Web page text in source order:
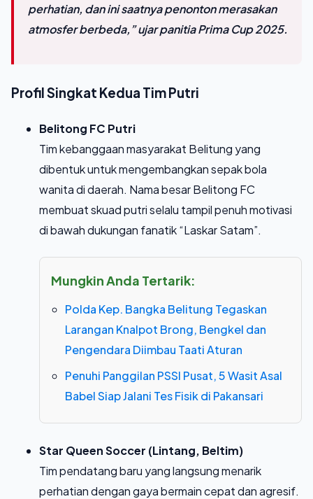
perhatian, dan ini saatnya penonton merasakan
atmosfer berbeda,” ujar panitia Prima Cup 2025.
Profil Singkat Kedua Tim Putri
Belitong FC Putri
Tim kebanggaan masyarakat Belitung yang
dibentuk untuk mengembangkan sepak bola
wanita di daerah. Nama besar Belitong FC
membuat skuad putri selalu tampil penuh motivasi
di bawah dukungan fanatik “Laskar Satam”.
Mungkin Anda Tertarik:
Polda Kep. Bangka Belitung Tegaskan
Larangan Knalpot Brong, Bengkel dan
Pengendara Diimbau Taati Aturan
Penuhi Panggilan PSSI Pusat, 5 Wasit Asal
Babel Siap Jalani Tes Fisik di Pakansari
Star Queen Soccer (Lintang, Beltim)
Tim pendatang baru yang langsung menarik
perhatian dengan gaya bermain cepat dan agresif.